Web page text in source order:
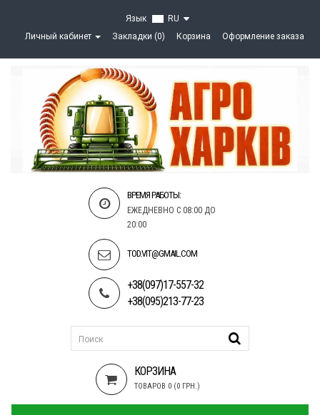
Язык
RU
Личный кабинет
Закладки (0) Корзина Оформление заказа
ВРЕМЯ РАБОТЫ:
ЕЖЕДНЕВНО С 08:00 ДО
20:00
TOD.VIT@GMAIL.COM
+38(097)17-557-32
+38(095)213-77-23
КОРЗИНА
ТОВАРОВ 0 (0 ГРН.)